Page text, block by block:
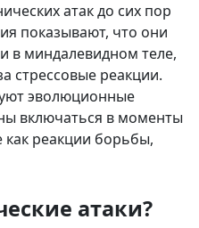
атак до сих пор
показывают, что они
в миндалевидном теле,
стрессовые реакции.
эволюционные
включаться в моменты
как реакции борьбы,
атаки?